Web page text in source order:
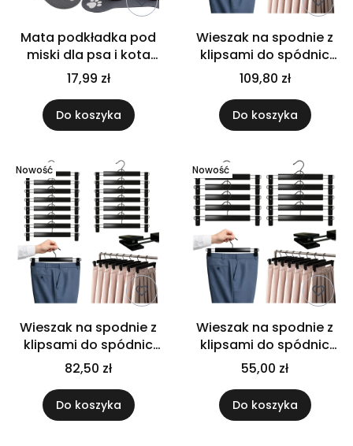
Mata podkładka pod
miski dla psa i kota
antypoślizgowa
chłonna wodoodporna
17,99 zł
Do koszyka
Wieszak na spodnie z
klipsami do spódnic
regulowany czarny
zestaw 20 szt
109,80 zł
Do koszyka
Nowość
Wieszak na spodnie z
klipsami do spódnic
regulowany czarny
zestaw 15 szt
82,50 zł
Do koszyka
Nowość
Wieszak na spodnie z
klipsami do spódnic
regulowany czarny
zestaw 10 szt
55,00 zł
Do koszyka